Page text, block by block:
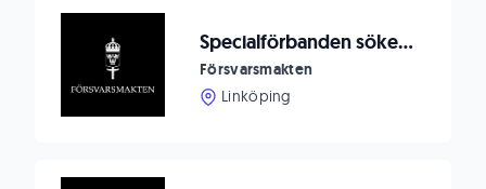
Specialförbanden söker civil signalskyddschef till Särskilda helikoptergruppen
Försvarsmakten
Linköping